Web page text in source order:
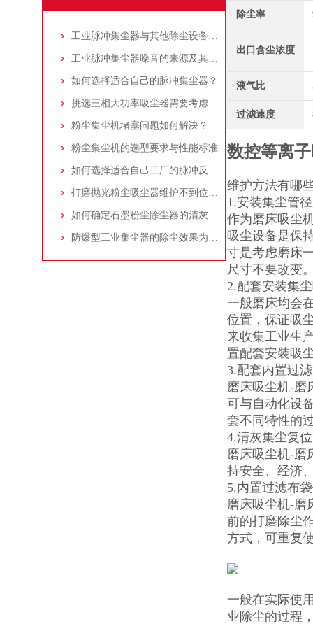
工业脉冲集尘器与其他除尘设备的比较
工业脉冲集尘器噪音的来源及其控制策略
如何选择适合自己的脉冲集尘器？
挑选三相大功率吸尘器需要考虑哪些问题？
粉尘集尘机堵塞问题如何解决？
粉尘集尘机的选型要求与性能标准
如何选择适合自己工厂的脉冲反吹工业集尘器
打磨抛光粉尘吸尘器维护不到位，那是你没有注意这些而已！
如何确定石墨粉尘除尘器的清灰速度？
防爆型工业集尘器的除尘效果为何不佳？
除尘率
出口含尘浓度
液气比
过滤速度
数控等离
维护方法有哪
1.安装集尘管
作为磨床吸尘
吸尘设备是保
寸是考虑磨床
尺寸不要改变
2.配套安装集
一般磨床均会
位置，保证吸
来收集工业生
置配套安装吸
3.配套内置过
磨床吸尘机-磨
可与自动化设
套不同特性的
4.清灰集尘复
磨床吸尘机-磨
持安全、经济
5.内置过滤布
磨床吸尘机-磨
前的打磨除尘
方式，可重复
一般在实际使
业除尘的过程